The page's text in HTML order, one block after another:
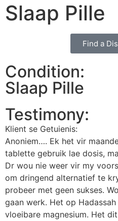
Slaap Pille
Find a
Condition:
Slaap Pille
Testimony:
Klient se Getuienis:
Anoniem…. Ek het vir
tablette gebruik lae dosis,
Dr wou nie weer vir my
om dringend alternatief te
probeer met geen sukses.
gaan werk. Het op
vloeibare magnesium. Het